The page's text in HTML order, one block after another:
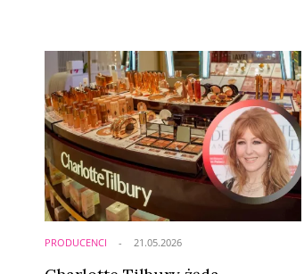
PRODUCENCI 21.05.2026